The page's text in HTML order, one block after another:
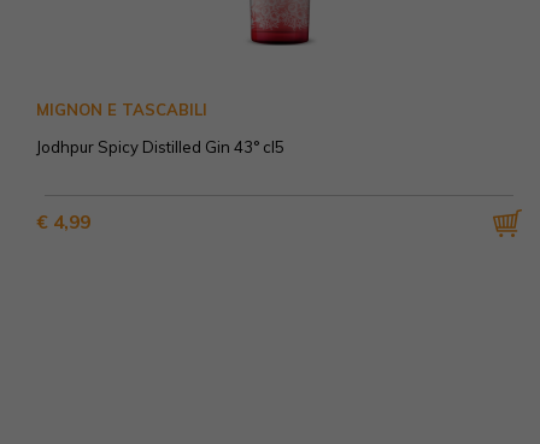
MIGNON E TASCABILI
Jodhpur Spicy Distilled Gin 43° cl5
€ 4,99